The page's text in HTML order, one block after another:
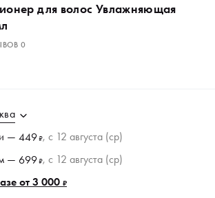
для волос Увлажняющая
0
— 449₽, c 12 августа (ср)
— 699₽, c 12 августа (ср)
от 3 000 ₽